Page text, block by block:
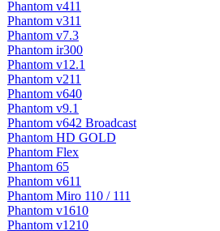
Phantom v411
Phantom v311
Phantom v7.3
Phantom ir300
Phantom v12.1
Phantom v211
Phantom v640
Phantom v9.1
Phantom v642 Broadcast
Phantom HD GOLD
Phantom Flex
Phantom 65
Phantom v611
Phantom Miro 110 / 111
Phantom v1610
Phantom v1210